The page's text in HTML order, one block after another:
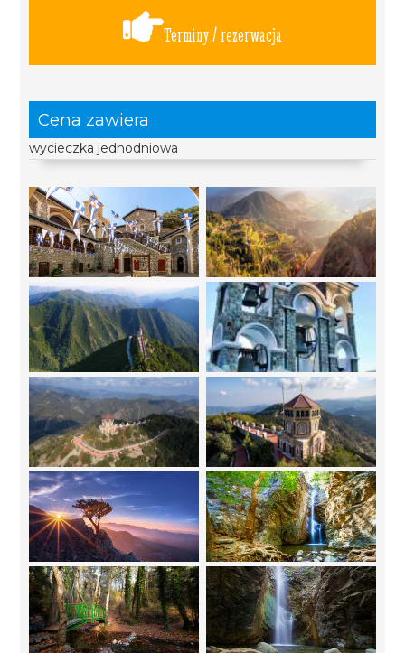
Terminy / rezerwacja
Cena zawiera
wycieczka jednodniowa